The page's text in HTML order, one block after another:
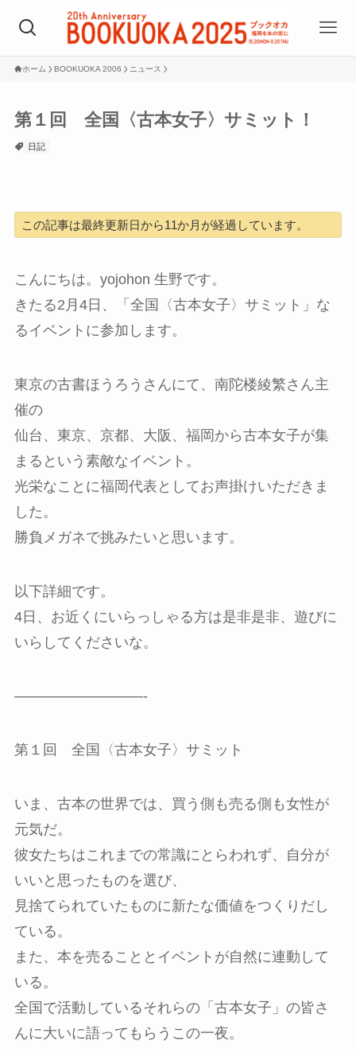
ホーム BOOKUOKA 2006 ニュース
第１回 全国〈古本女子〉サミット！
日記
この記事は最終更新日から11か月が経過しています。
こんにちは。yojohon 生野です。
きたる2月4日、「全国〈古本女子〉サミット」な
るイベントに参加します。
東京の古書ほうろうさんにて、南陀楼綾繁さん主
催の
仙台、東京、京都、大阪、福岡から古本女子が集
まるという素敵なイベント。
光栄なことに福岡代表としてお声掛けいただきま
した。
勝負メガネで挑みたいと思います。
以下詳細です。
4日、お近くにいらっしゃる方は是非是非、遊びに
いらしてくださいな。
—————————-
第１回 全国〈古本女子〉サミット
いま、古本の世界では、買う側も売る側も女性が
元気だ。
彼女たちはこれまでの常識にとらわれず、自分が
いいと思ったものを選び、
見捨てられていたものに新たな価値をつくりだし
ている。
また、本を売ることとイベントが自然に連動して
いる。
全国で活動しているそれらの「古本女子」の皆さ
んに大いに語ってもらうこの一夜。